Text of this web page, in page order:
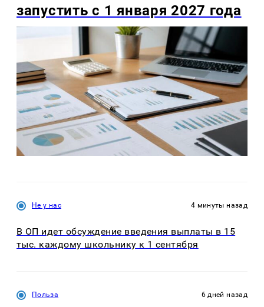
запустить с 1 января 2027 года
Не у нас 4 минуты назад
В ОП идет обсуждение введения выплаты в 15
тыс. каждому школьнику к 1 сентября
Польза 6 дней назад